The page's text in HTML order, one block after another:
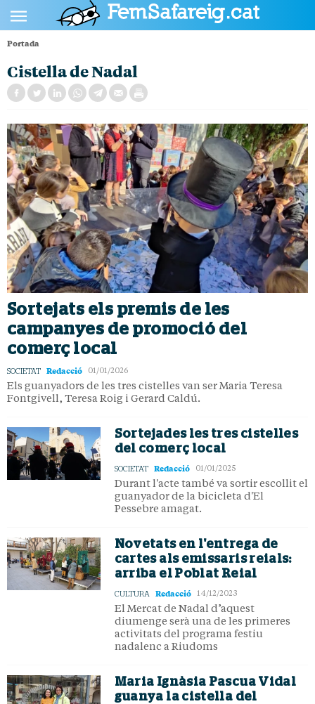
CULTURA
ESPORTS
OPINIÓ
Portada
Cistella de Nadal
Sortejats els premis de les
campanyes de promoció del
comerç local
SOCIETAT Redacció 01/01/2026
Els guanyadors de les tres cistelles van ser Maria Teresa
Fontgivell, Teresa Roig i Gerard Caldú.
Sortejades les tres cistelles
del comerç local
SOCIETAT Redacció 01/01/2025
Durant l'acte també va sortir escollit el
guanyador de la bicicleta d'El
Pessebre amagat.
Novetats en l'entrega de
cartes als emissaris reials:
arriba el Poblat Reial
CULTURA Redacció 14/12/2023
El Mercat de Nadal d’aquest
diumenge serà una de les primeres
activitats del programa festiu
nadalenc a Riudoms
Maria Ignàsia Pascua Vidal
guanya la cistella del